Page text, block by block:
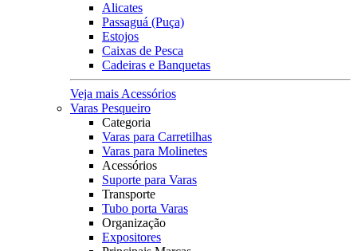
Alicates
Passaguá (Puça)
Estojos
Caixas de Pesca
Cadeiras e Banquetas
Veja mais Acessórios
Varas Pesqueiro
Categoria
Varas para Carretilhas
Varas para Molinetes
Acessórios
Suporte para Varas
Transporte
Tubo porta Varas
Organização
Expositores